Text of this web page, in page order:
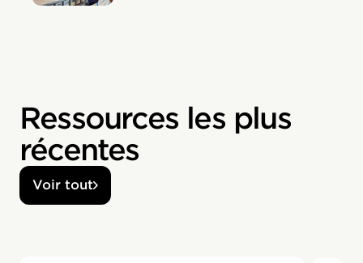
Ressources les plus
récentes
Voir tout